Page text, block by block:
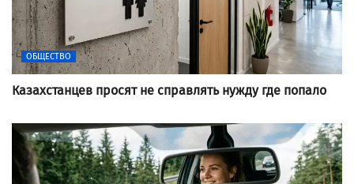
ОБЩЕСТВО
Казахстанцев просят не справлять нужду где попало